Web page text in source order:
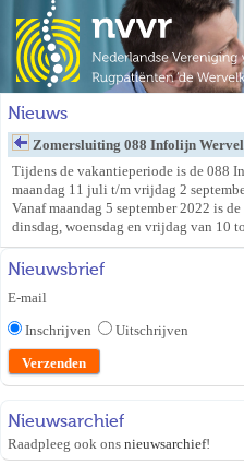
Nieuws
Zomersluiting 088 Infolijn
Tijdens de vakantieperiode is de 088
maandag 11 juli t/m vrijdag 2
Vanaf maandag 5 september 2022 is
dinsdag, woensdag en vrijdag van 10
Nieuwsbrief
E-mail
Inschrijven
Uitschrijven
Nieuwsarchief
Raadpleeg ook ons nieuwsarchief!